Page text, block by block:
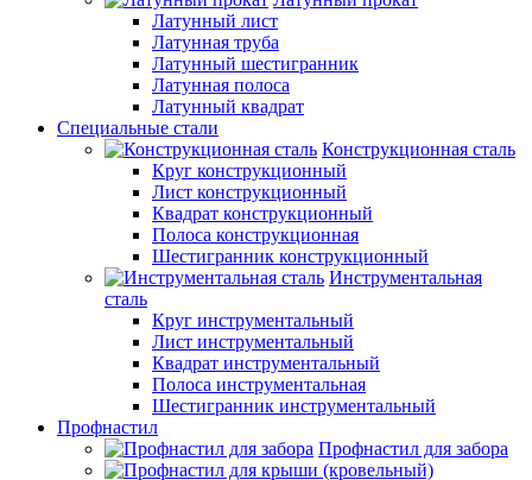
Латунный лист
Латунная труба
Латунный шестигранник
Латунная полоса
Латунный квадрат
Специальные стали
Конструкционная сталь
Круг конструкционный
Лист конструкционный
Квадрат конструкционный
Полоса конструкционная
Шестигранник конструкционный
Инструментальная
сталь
Круг инструментальный
Лист инструментальный
Квадрат инструментальный
Полоса инструментальная
Шестигранник инструментальный
Профнастил
Профнастил для забора